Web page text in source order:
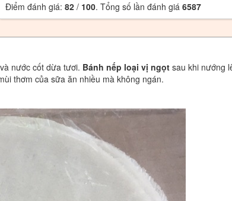
Điểm đánh giá: 82/ 100. Tổng số lần đánh giá 6587
nước cốt dừa tươi. Bánh nếp loại vị ngọt sau khi nướng
thơm của sữa ăn nhiều mà không ngán.